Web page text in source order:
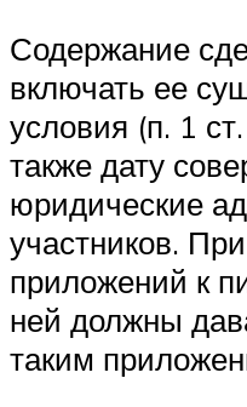
Содержание
включать ее
условия (п. 1
также дату
юридические
участников.
приложений к
ней должны
таким